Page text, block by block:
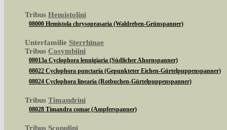
Tribus Hemistolini
08000 Hemistola chrysoprasaria (Waldreben-Grünspanner)
Unterfamilie Sterrhinae
Tribus Cosymbiini
08013a Cyclophora lennigiaria (Südlicher Ahornspanner)
08022 Cyclophora punctaria (Gepunkteter Eichen-Gürtelpuppenspanner)
08024 Cyclophora linearia (Rotbuchen-Gürtelpuppenspanner)
Tribus Timandrini
08028 Timandra comae (Ampferspanner)
Tribus Scopulini